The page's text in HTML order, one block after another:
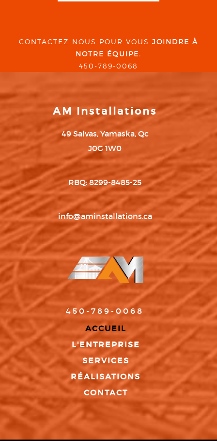
CONTACTEZ-NOUS POUR VOUS JOINDRE À
NOTRE ÉQUIPE.
450-789-0068
AM Installations
49 Salvas, Yamaska, Qc
J0G 1W0
RBQ: 8299-8485-25
info@aminstallations.ca
450-789-0068
ACCUEIL
L'ENTREPRISE
SERVICES
RÉALISATIONS
CONTACT